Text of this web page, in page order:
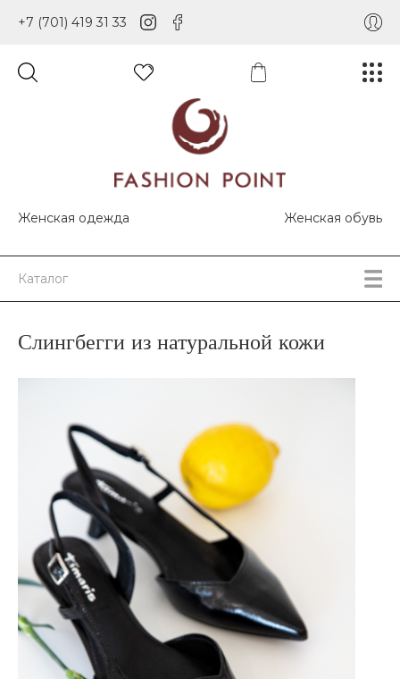
+7 (701) 419 31 33
Женская одежда Женская обувь
Каталог
Слингбегги из натуральной кожи